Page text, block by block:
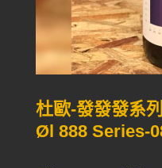
杜歐-發發發系
Øl 888 Series-